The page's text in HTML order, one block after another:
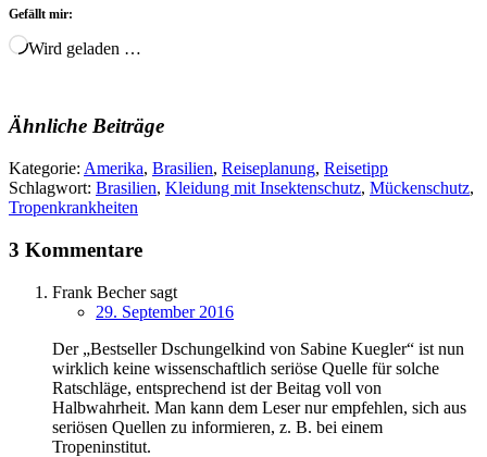
Gefällt mir:
Wird geladen …
Ähnliche Beiträge
Kategorie: Amerika, Brasilien, Reiseplanung, Reisetipp
Schlagwort: Brasilien, Kleidung mit Insektenschutz, Mückenschutz,
Tropenkrankheiten
3 Kommentare
Frank Bechersagt
29. September 2016
Der „Bestseller Dschungelkind von Sabine Kuegler“ ist nun
wirklich keine wissenschaftlich seriöse Quelle für solche
Ratschläge, entsprechend ist der Beitag voll von
Halbwahrheit. Man kann dem Leser nur empfehlen, sich aus
seriösen Quellen zu informieren, z. B. bei einem
Tropeninstitut.